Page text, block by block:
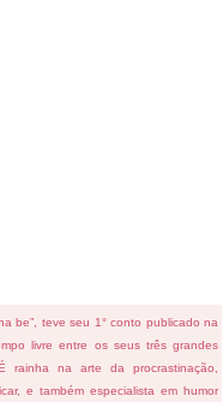
be”, teve seu 1° conto publicado na
livre entre os seus três grandes
rainha na arte da procrastinação,
e também especialista em humor